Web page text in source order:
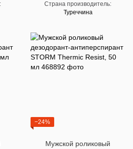
Страна производитель
Туреччина
−24%
Мужской роликовый